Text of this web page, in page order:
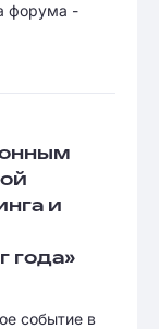
форума -
и
года»
событие в